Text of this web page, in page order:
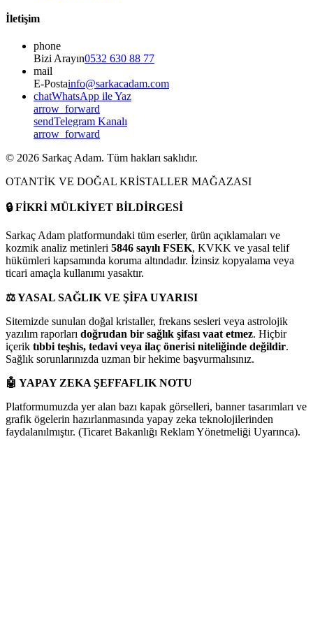
İletişim
phone
Bizi Arayın0532 630 88 77
mail
E-Postainfo@sarkacadam.com
chatWhatsApp ile Yaz
arrow_forward
sendTelegram Kanalı
arrow_forward
© 2026 Sarkaç Adam. Tüm hakları saklıdır.
OTANTİK VE DOĞAL KRİSTALLER MAĞAZASI
🔒FİKRİ MÜLKİYET BİLDİRGESİ
Sarkaç Adam platformundaki tüm eserler, ürün açıklamaları ve
kozmik analiz metinleri 5846 sayılı FSEK, KVKK ve yasal telif
hükümleri kapsamında koruma altındadır. İzinsiz kopyalama veya
ticari amaçla kullanımı yasaktır.
⚖️YASAL SAĞLIK VE ŞİFA UYARISI
Sitemizde sunulan doğal kristaller, frekans sesleri veya astrolojik
yazılım raporları doğrudan bir sağlık şifası vaat etmez. Hiçbir
içerik tıbbi teşhis, tedavi veya ilaç önerisi niteliğinde değildir.
Sağlık sorunlarınızda uzman bir hekime başvurmalısınız.
🤖 YAPAY ZEKA ŞEFFAFLIK NOTU
Platformumuzda yer alan bazı kapak görselleri, banner tasarımları ve
grafik ögelerin hazırlanmasında yapay zeka teknolojilerinden
faydalanılmıştır. (Ticaret Bakanlığı Reklam Yönetmeliği Uyarınca).